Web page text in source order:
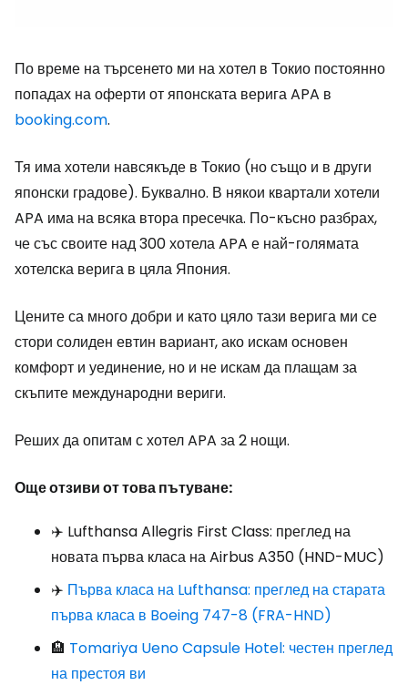
По време на търсенето ми на хотел в Токио постоянно
попадах на оферти от японската верига APA в
booking.com.
Тя има хотели навсякъде в Токио (но също и в други
японски градове). Буквално. В някои квартали хотели
APA има на всяка втора пресечка. По-късно разбрах,
че със своите над 300 хотела APA е най-голямата
хотелска верига в цяла Япония.
Цените са много добри и като цяло тази верига ми се
стори солиден евтин вариант, ако искам основен
комфорт и уединение, но и не искам да плащам за
скъпите международни вериги.
Реших да опитам с хотел APA за 2 нощи.
Още отзиви от това пътуване:
✈️ Lufthansa Allegris First Class: преглед на
новата първа класа на Airbus A350 (HND-MUC)
✈️ Първа класа на Lufthansa: преглед на старата
първа класа в Boeing 747-8 (FRA-HND)
🏨 Tomariya Ueno Capsule Hotel: честен преглед
на престоя ви